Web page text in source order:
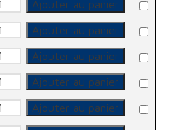
de
RM
Ajouter au panier
quantité
de
RM
Ajouter au panier
quantité
de
RM
Ajouter au panier
quantité
de
RM
Ajouter au panier
quantité
de
RM
Ajouter au panier